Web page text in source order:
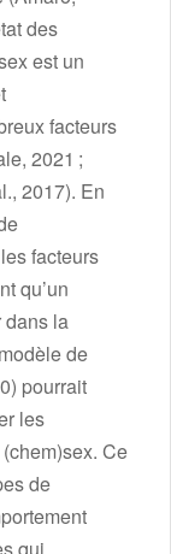
des
est un
facteurs
2021 ;
2017). En
facteurs
qu’un
dans la
de
pourrait
les
Ce
de
qui